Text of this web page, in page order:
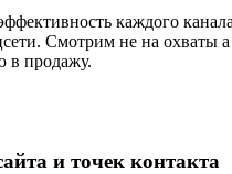
каждого
Смотрим не на охваты
в продажу.
и точек контакта